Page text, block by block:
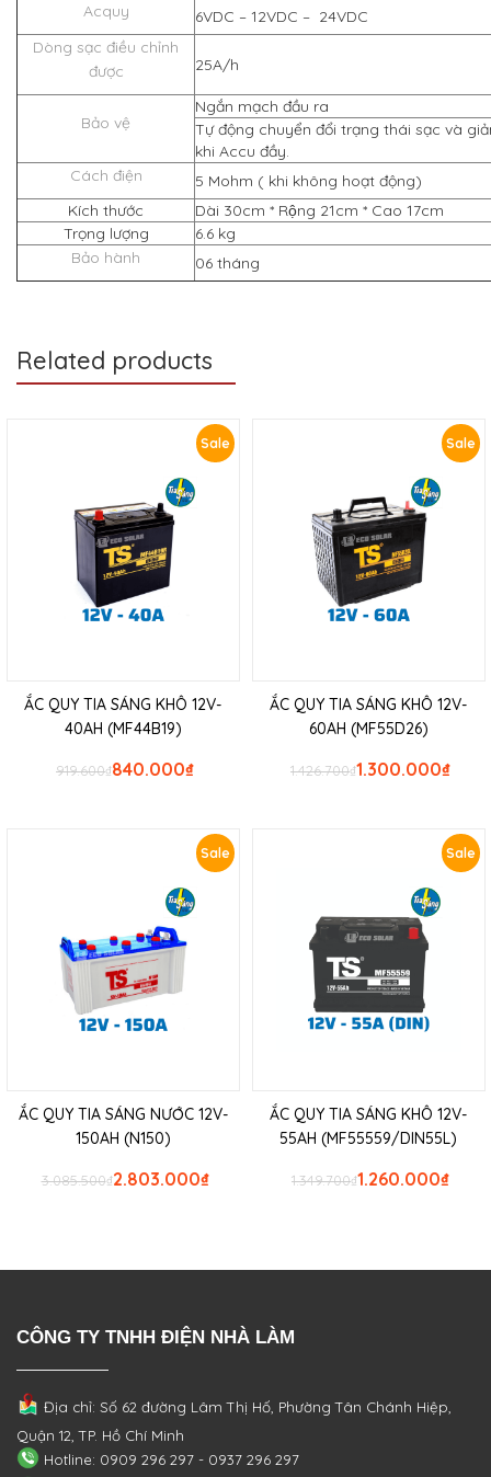
Acquy
6VDC – 12VDC – 24VDC
Dòng sạc điều chỉnh
được
25A/h
Bảo vệ
Ngắn mạch đầu ra
Tự động chuyển đổi trạng thái sạc và
khi Accu đầy.
Cách điện
5 Mohm ( khi không hoạt động)
Kích thước
Dài 30cm * Rộng 21cm * Cao 17cm
Trọng lượng
6.6 kg
Bảo hành
06 tháng
Related products
Sale
ẮC QUY TIA SÁNG KHÔ 12V-
40AH (MF44B19)
₫
919.600 ₫
840.000
Sale
ẮC QUY TIA SÁNG KHÔ 12V-
60AH (MF55D26)
₫
1.426.700 ₫
1.300.000
Sale
ẮC QUY TIA SÁNG NƯỚC 12V-
150AH (N150)
₫
3.085.500 ₫
2.803.000
Sale
ẮC QUY TIA SÁNG KHÔ 12V-
55AH (MF55559/DIN55L)
₫
1.349.700 ₫
1.260.000
CÔNG TY TNHH ĐIỆN NHÀ LÀM
Địa chỉ: Số 62 đường Lâm Thị Hố, PhườngTân Chánh Hiệp,
Quận 12, TP. Hồ Chí Minh
Hotline: 0909 296 297 - 0937 296 297